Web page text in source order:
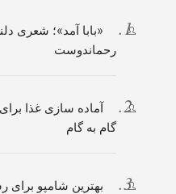
«بابا آمد»؛ شعری
رحماندوست
آماده سازی غذا
گام به گام
بهترین شامپو برای